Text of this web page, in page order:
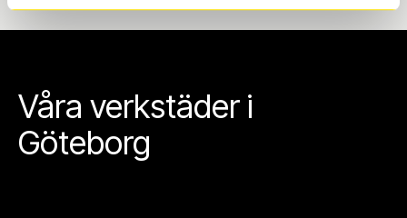
Våra verkstäder i
Göteborg